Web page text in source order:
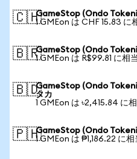
🇨🇭GameStop (Ondo
1 GMEon は CHF 15.83 に
🇧🇷GameStop (Ondo
1 GMEon は R$99.81 に相当
🇧🇩GameStop (Ondo
タカ
1 GMEon は ৳2,415.84 に
🇵🇭GameStop (Ondo
1 GMEon は ₱1,186.22 に相